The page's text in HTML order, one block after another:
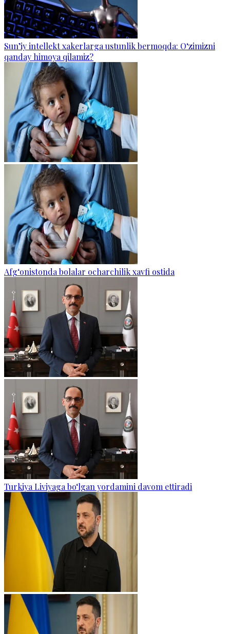
Sun’iy intellekt xakerlarga ustunlik bermoqda: O‘zimizni
qanday himoya qilamiz?
Afg‘onistonda bolalar ocharchilik xavfi ostida
Turkiya Liviyaga bo‘lgan yordamini davom ettiradi